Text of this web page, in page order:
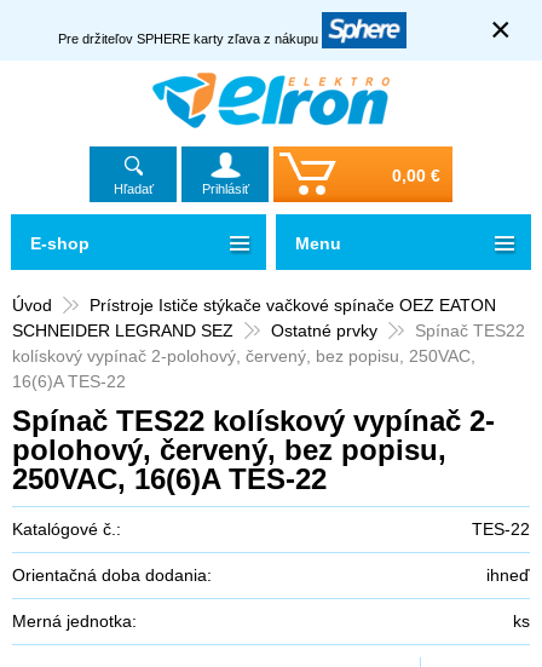
Pre držiteľov SPHERE karty zľava z nákupu ×
Hľadať Prihlásiť
0,00 €
Úvod
Prístroje Ističe stýkače vačkové spínače OEZ EATON
SCHNEIDER LEGRAND SEZ
Ostatné prvky
Spínač TES22
kolískový vypínač 2-polohový, červený, bez popisu, 250VAC,
16(6)A TES-22
Spínač TES22 kolískový vypínač 2-
polohový, červený, bez popisu,
250VAC, 16(6)A TES-22
Katalógové č.: TES-22
Orientačná doba dodania: ihneď
Merná jednotka: ks
E-shop Menu